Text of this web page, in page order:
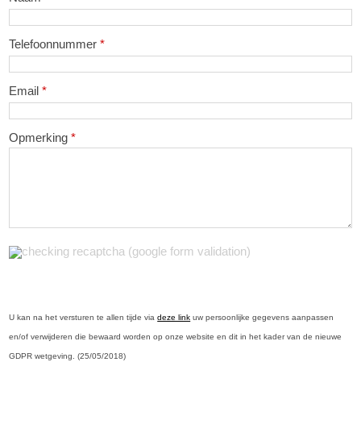
Telefoonnummer*
Email*
Opmerking*
checking recaptcha (google form validation)
U kan na het versturen te allen tijde viadeze link uw persoonlijke gegevens aanpassen
en/of verwijderen die bewaard worden op onze website en dit in het kader van de nieuwe
GDPR wetgeving. (25/05/2018)